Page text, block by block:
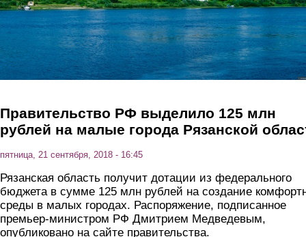
Правительство РФ выделило 125 млн
рублей на малые города Рязанской
пятница, 21 сентября, 2018 - 16:45
Рязанская область получит дотации из федерального
бюджета в сумме 125 млн рублей на создание
среды в малых городах. Распоряжение, подписанное
премьер-министром РФ Дмитрием Медведевым,
опубликовано на сайте правительства.